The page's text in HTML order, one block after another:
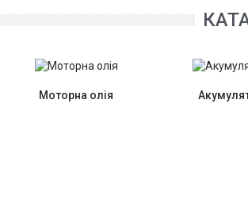
Моторна олія